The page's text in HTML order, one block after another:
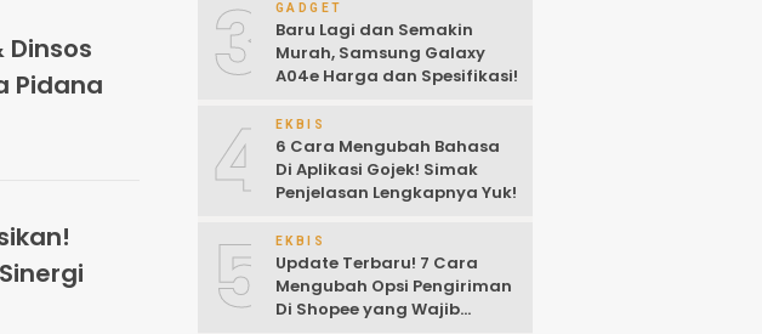
Dinsos
Pidana
3 GADGET
Baru Lagi dan Semakin
Murah, Samsung Galaxy
A04e Harga dan Spesifikasi!
4 EKBIS
6 Cara Mengubah Bahasa
Di Aplikasi Gojek! Simak
Penjelasan Lengkapnya Yuk!
5 EKBIS
Update Terbaru! 7 Cara
Mengubah Opsi Pengiriman
Di Shopee yang Wajib